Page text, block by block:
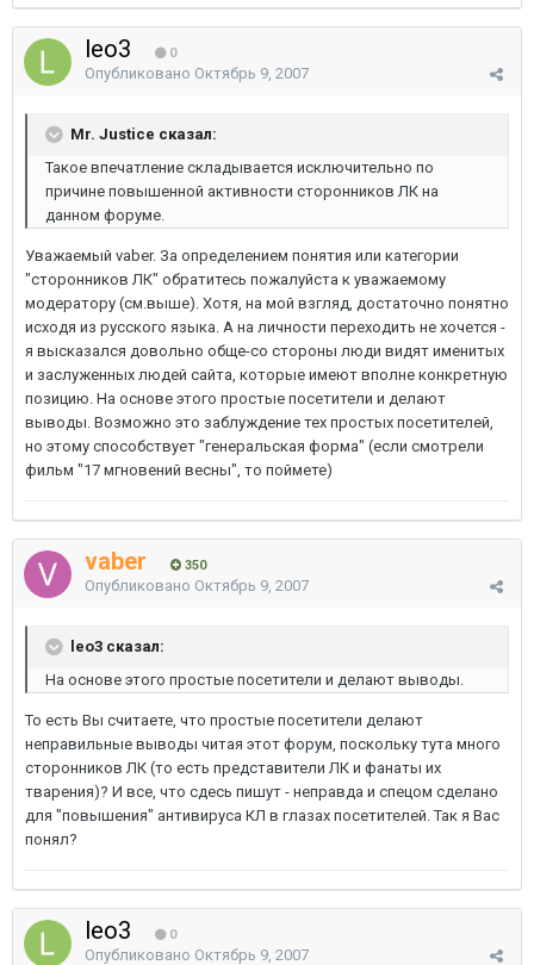
leo3 0
Опубликовано Октябрь 9, 2007
Mr. Justice сказал:
Такое впечатление складывается исключительно по
причине повышенной активности сторонников ЛК на
данном форуме.
Уважаемый vaber. За определением понятия или категории
"сторонников ЛК" обратитесь пожалуйста к уважаемому
модератору (см.выше). Хотя, на мой взгляд, достаточно понятно
исходя из русского языка. А на личности переходить не хочется -
я высказался довольно обще-со стороны люди видят именитых
и заслуженных людей сайта, которые имеют вполне конкретную
позицию. На основе этого простые посетители и делают
выводы. Возможно это заблуждение тех простых посетителей,
но этому способствует "генеральская форма" (если смотрели
фильм "17 мгновений весны", то поймете)
vaber 350
Опубликовано Октябрь 9, 2007
leo3 сказал:
На основе этого простые посетители и делают выводы.
То есть Вы считаете, что простые посетители делают
неправильные выводы читая этот форум, поскольку тута много
сторонников ЛК (то есть представители ЛК и фанаты их
тварения)? И все, что сдесь пишут - неправда и спецом сделано
для "повышения" антивируса КЛ в глазах посетителей. Так я Вас
понял?
leo3 0
Опубликовано Октябрь 9, 2007